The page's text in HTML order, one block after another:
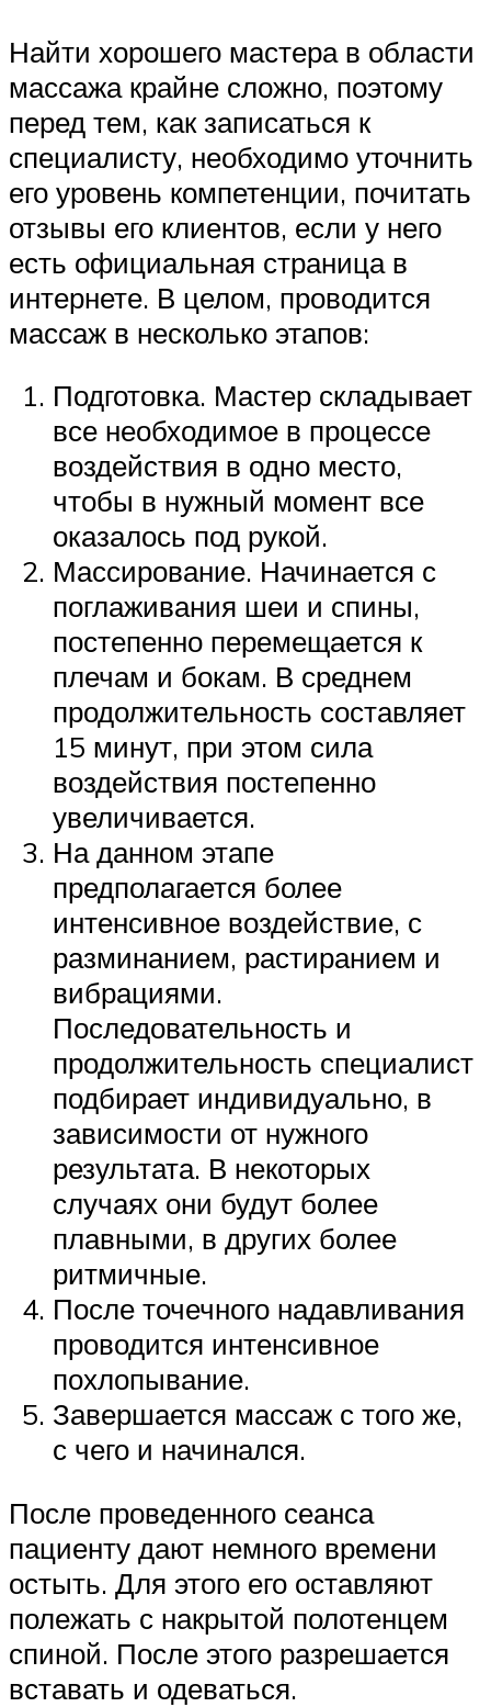
Найти хорошего мастера в области
массажа крайне сложно, поэтому
перед тем, как записаться к
специалисту, необходимо уточнить
его уровень компетенции, почитать
отзывы его клиентов, если у него
есть официальная страница в
интернете. В целом, проводится
массаж в несколько этапов:
Подготовка. Мастер складывает
все необходимое в процессе
воздействия в одно место,
чтобы в нужный момент все
оказалось под рукой.
Массирование. Начинается с
поглаживания шеи и спины,
постепенно перемещается к
плечам и бокам. В среднем
продолжительность составляет
15 минут, при этом сила
воздействия постепенно
увеличивается.
На данном этапе
предполагается более
интенсивное воздействие, с
разминанием, растиранием и
вибрациями.
Последовательность и
продолжительность специалист
подбирает индивидуально, в
зависимости от нужного
результата. В некоторых
случаях они будут более
плавными, в других более
ритмичные.
После точечного надавливания
проводится интенсивное
похлопывание.
Завершается массаж с того же,
с чего и начинался.
После проведенного сеанса
пациенту дают немного времени
остыть. Для этого его оставляют
полежать с накрытой полотенцем
спиной. После этого разрешается
вставать и одеваться.